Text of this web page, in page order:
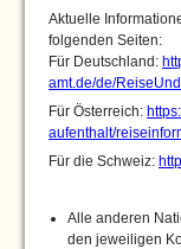
Aktuelle
folgenden Seiten:
Für Deutschland:
amt.de/de/
Für Österreich:
aufenthalt/
Für die Schweiz:
Alle anderen
den jeweiligen